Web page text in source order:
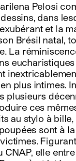
Pelosi
dans
et la
Brésil natal,
La
plus intimes.
plusieurs
ces
au stylo à
sont à
elle